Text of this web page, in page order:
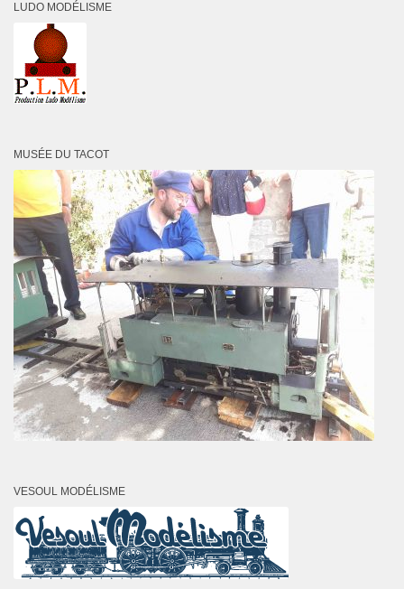
LUDO MODÉLISME
MUSÉE DU TACOT
VESOUL MODÉLISME